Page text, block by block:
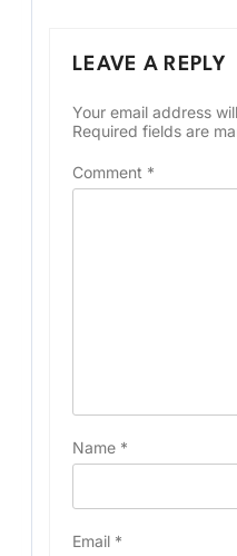
LEAVE A REPLY
Your email address
Required fields are
Comment *
Name *
Email *